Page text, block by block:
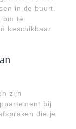
in de buurt.
om te
beschikbaar
zijn
bij
die je